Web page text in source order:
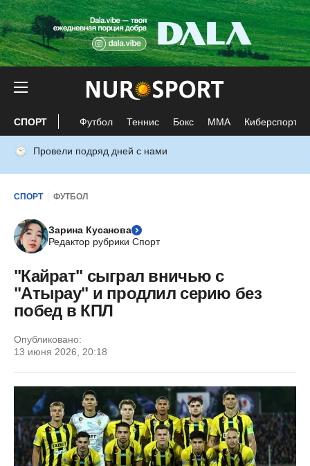
СПОРТ Футбол Теннис Бокс ММА Киберспорт
Провели подряд дней с нами
СПОРТ ФУТБОЛ
Зарина Кусанова
Редактор рубрики Спорт
"Кайрат" сыграл вничью с
"Атырау" и продлил серию без
побед в КПЛ
Опубликовано:
13 июня 2026, 20:18